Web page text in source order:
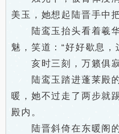
美玉，她想起陆晋手中
陆鸾玉抬头看着羲华
魅，笑道：“好好歇息，
亥时三刻，万籁俱寂
陆鸾玉踏进蓬莱殿的
暖，她不过走了两步就
殿内。
陆晋斜倚在东暖阁的